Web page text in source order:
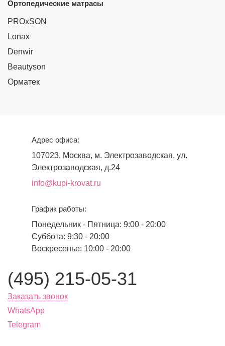
Ортопедические матрасы
PROxSON
Lonax
Denwir
Beautyson
Орматек
Адрес офиса:
107023, Москва, м. Электрозаводская, ул.
Электрозаводская, д.24
info@kupi-krovat.ru
График работы:
Понедельник - Пятница: 9:00 - 20:00
Суббота: 9:30 - 20:00
Воскресенье: 10:00 - 20:00
(495) 215-05-31
Заказать звонок
WhatsApp
Telegram